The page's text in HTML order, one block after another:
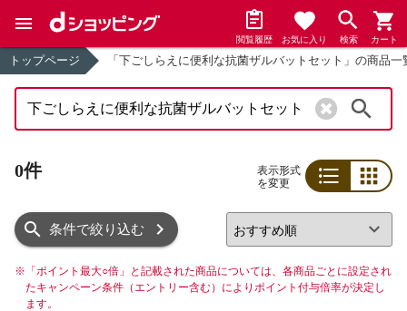
閲覧履歴 お気に入り 検索 カート
トップページ 「下ごしらえに便利な抗菌ザルバットセット」の商品一
0件
表示形式
を変更
条件で絞り込む
※ 「ポイント最大○倍」と記載された商品については、各商品ごとに設定され
たキャンペーン条件（エントリー含む）によりポイント付与倍率が決定し
ます。